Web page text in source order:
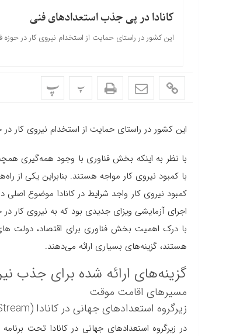
کانادا در پی جذب استعدادهای فنی
این کشور در راستای حمایت از استخدام نیروی کار در حوزه
پ پ
این کشور در راستای حمایت از استخدام نیروی کار در
با نظر به اینکه بخش فناوری با وجود همه‌گیری
با کمبود نیروی کار مواجه هستند. بنابراین یکی از
کمبود نیروی کار واجد شرایط در کانادا موضوع
اجرای آزمایشی ویزای جدیدی بود که به نیروی کار
با درک اهمیت بخش فناوری برای اقتصاد، دولت های
هستند، گزینه‌های بسیاری ارائه می‌دهند.
گزینه‌های ارائه شده برای جذب
مسیرهای اقامت موقت
زیرگروه استعدادهای جهانی در کانادا (Global Talent Stream)